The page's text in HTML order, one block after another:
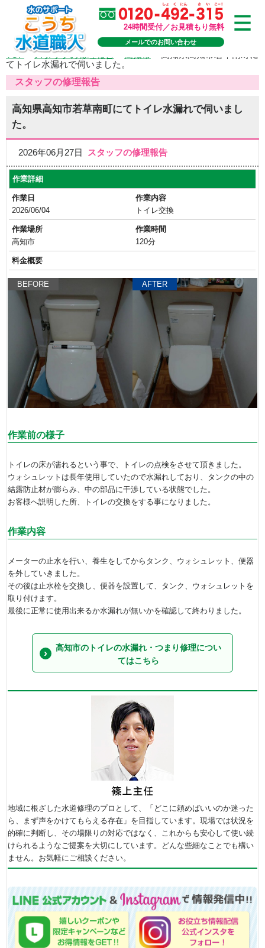
24時間受付／お見積もり無料
メールでのお問い合わせ
TOP>スタッフの修理報告
てトイレ水漏れで伺いました。
スタッフの修理報告
高知県高知市若草南町にてトイレ水漏れで伺いまし
た。
2026年06月27日 スタッフの修理報告
作業詳細
作業日
2026/06/04
作業内容
トイレ交換
作業場所
高知市
作業時間
120分
料金概要
BEFORE AFTER
作業前の様子
トイレの床が濡れるという事で、トイレの点検をさせて頂きました。
ウォシュレットは長年使用していたので水漏れしており、タンクの中の
結露防止材が膨らみ、中の部品に干渉している状態でした。
お客様へ説明した所、トイレの交換をする事になりました。
作業内容
メーターの止水を行い、養生をしてからタンク、ウォシュレット、便器
を外していきました。
その後は止水栓を交換し、便器を設置して、タンク、ウォシュレットを
取り付けます。
最後に正常に使用出来るか水漏れが無いかを確認して終わりました。
高知市のトイレの水漏れ・つまり修理につい
てはこちら
地域に根ざした水道修理のプロとして、「どこに頼めばいいのか迷った
ら、まず声をかけてもらえる存在」を目指しています。現場では状況を
的確に判断し、その場限りの対応ではなく、これからも安心して使い続
けられるようなご提案を大切にしています。どんな些細なことでも構い
ません。お気軽にご相談ください。